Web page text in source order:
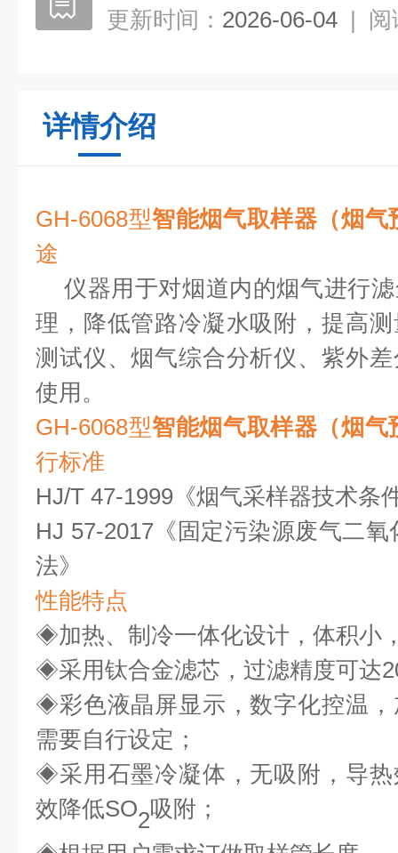
更新时间： 2026-06-04 | 阅
详情介绍
GH-6068型智能烟气取样器（烟
途
仪器用于对烟道内的烟气进行
理，降低管路冷凝水吸附，提高
测试仪、烟气综合分析仪、紫外
使用。
GH-6068型智能烟气取样器（烟
行标准
HJ/T 47-1999《烟气采样器技术条
HJ 57-2017《固定污染源废气二
法》
性能特点
◈加热、制冷一体化设计，体积小
◈采用钛合金滤芯，过滤精度可达
◈彩色液晶屏显示，数字化控温
需要自行设定；
◈采用石墨冷凝体，无吸附，导
效降低SO2吸附；